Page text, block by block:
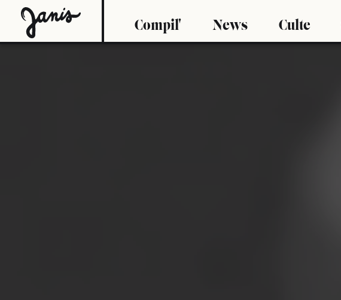
Compil' News Culte